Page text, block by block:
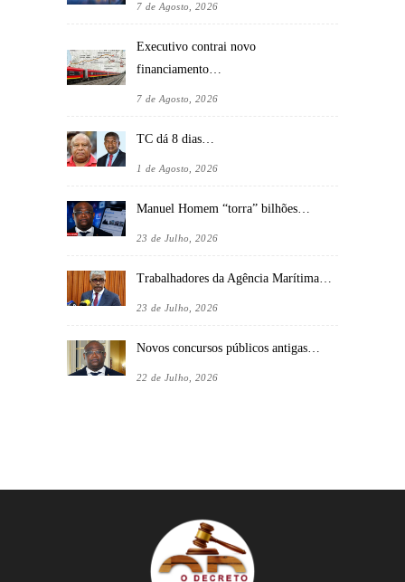
7 de Agosto, 2026
Executivo contrai novo
financiamento…
7 de Agosto, 2026
TC dá 8 dias…
1 de Agosto, 2026
Manuel Homem “torra” bilhões…
23 de Julho, 2026
Trabalhadores da Agência Marítima…
23 de Julho, 2026
Novos concursos públicos antigas…
22 de Julho, 2026